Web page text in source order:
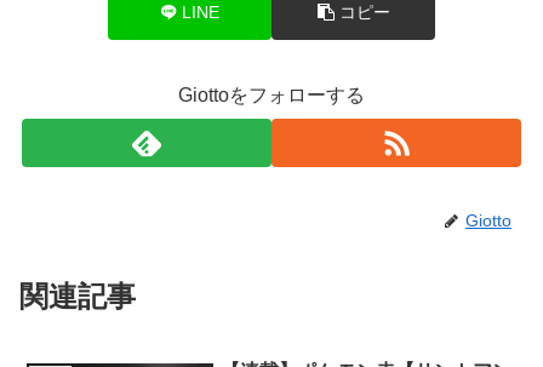
LINE コピー
Giottoをフォローする
Giotto
関連記事